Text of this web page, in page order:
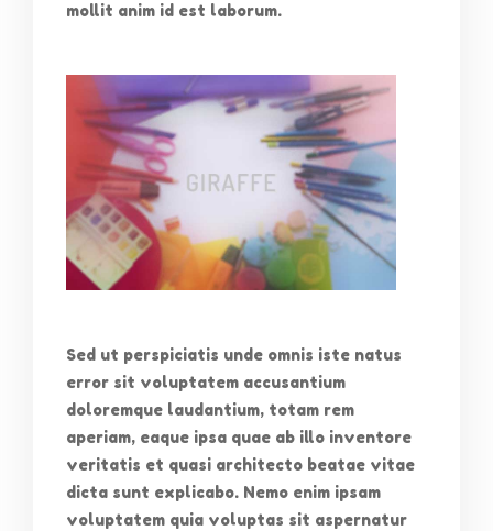
mollit anim id est laborum.
Sed ut perspiciatis unde omnis iste natus
error sit voluptatem accusantium
doloremque laudantium, totam rem
aperiam, eaque ipsa quae ab illo inventore
veritatis et quasi architecto beatae vitae
dicta sunt explicabo. Nemo enim ipsam
voluptatem quia voluptas sit aspernatur